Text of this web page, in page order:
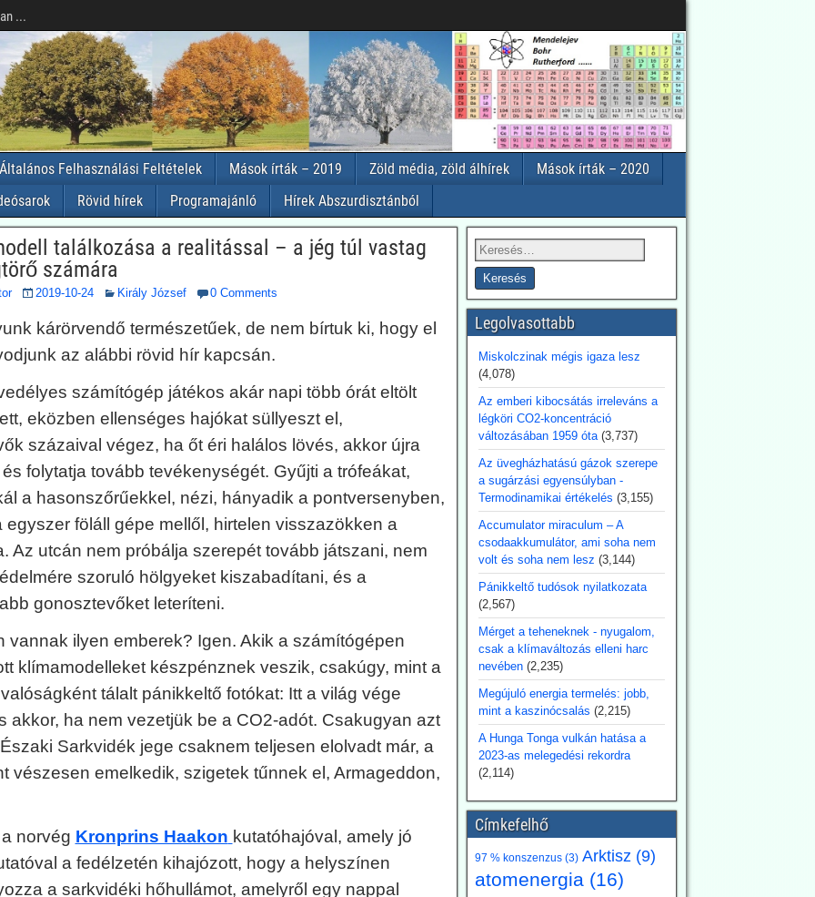
...
Felhasználási Feltételek Mások írták – 2019 Zöld média, zöld álhírek
Mások írták – 2020
Rövid hírek Programajánló Hírek Abszurdisztánból
találkozása a realitással – a jég túl vastag
számára
2019-10-24 Király József 0 Comments
kárörvendő természetűek, de nem bírtuk ki, hogy el
az alábbi rövid hír kapcsán.
számítógép játékos akár napi több órát eltölt
eközben ellenséges hajókat süllyeszt el,
százaival végez, ha őt éri halálos lövés, akkor újra
folytatja tovább tevékenységét. Gyűjti a trófeákat,
a hasonszőrűekkel, nézi, hányadik a pontversenyben,
egyszer föláll gépe mellől, hirtelen visszazökken a
Az utcán nem próbálja szerepét tovább játszani, nem
szoruló hölgyeket kiszabadítani, és a
gonosztevőket leteríteni.
vannak ilyen emberek? Igen. Akik a számítógépen
klímamodelleket készpénznek veszik, csakúgy, mint a
tálalt pánikkeltő fotókat: Itt a világ vége
akkor, ha nem vezetjük be a CO2-adót. Csakugyan azt
Sarkvidék jege csaknem teljesen elolvadt már, a
vészesen emelkedik, szigetek tűnnek el, Armageddon,
norvég Kronprins Haakon kutatóhajóval, amely jó
a fedélzetén kihajózott, hogy a helyszínen
a sarkvidéki hőhullámot, amelyről egy nappal
Legolvasottabb
Miskolczinak mégis igaza lesz
(4,078)
Az emberi kibocsátás irreleváns a
légköri CO2-koncentráció
változásában 1959 óta (3,737)
Az üvegházhatású gázok szerepe
a sugárzási egyensúlyban -
Termodinamikai értékelés (3,155)
Accumulator miraculum – A
csodaakkumulátor, ami soha nem
volt és soha nem lesz (3,144)
Pánikkeltő tudósok nyilatkozata
(2,567)
Mérget a teheneknek - nyugalom,
csak a klímaváltozás elleni harc
nevében (2,235)
Megújuló energia termelés: jobb,
mint a kaszinócsalás (2,215)
A Hunga Tonga vulkán hatása a
2023-as melegedési rekordra
(2,114)
Címkefelhő
97 % konszenzus(3) Arktisz(9)
atomenergia(16)